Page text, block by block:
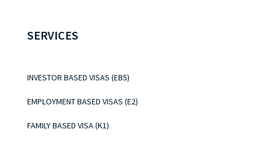
SERVICES
INVESTOR BASED VISAS (EB5)
EMPLOYMENT BASED VISAS (E2)
FAMILY BASED VISA (K1)